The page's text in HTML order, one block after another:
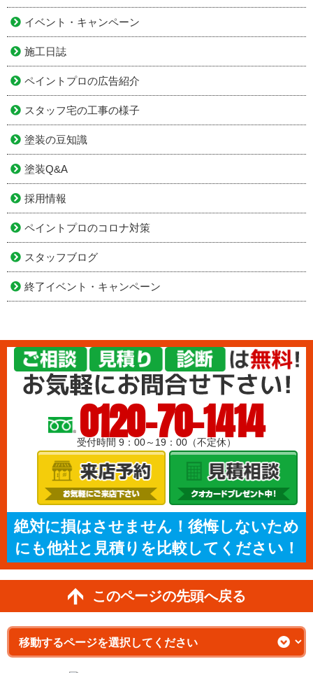
イベント・キャンペーン
施工日誌
ペイントプロの広告紹介
スタッフ宅の工事の様子
塗装の豆知識
塗装Q&A
採用情報
ペイントプロのコロナ対策
スタッフブログ
終了イベント・キャンペーン
0120-70-1414
受付時間 9：00～19：00（不定休）
絶対に損はさせません！後悔しないため
にも他社と見積りを比較してください！
このページの先頭へ戻る